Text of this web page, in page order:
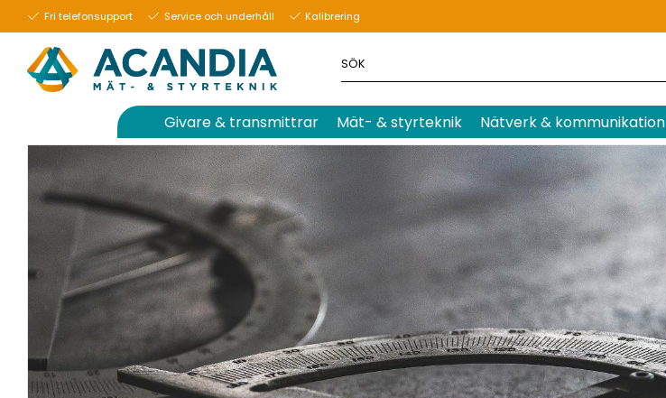
Fri telefonsupport Service och underhåll Kalibrering
Givare & transmittrar Mät- & styrteknik Nätverk & kommunikation